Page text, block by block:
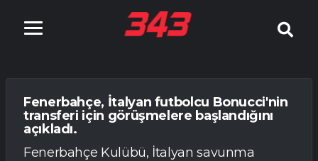
Fenerbahçe, İtalyan futbolcu Bonucci'nin
transferi için görüşmelere başlandığını
açıkladı.
Fenerbahçe Kulübü, İtalyan savunma